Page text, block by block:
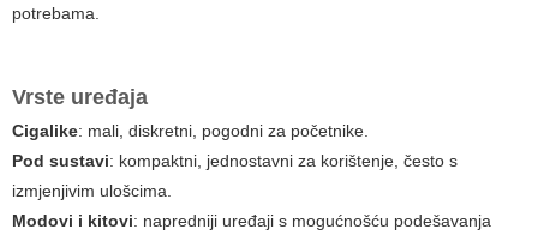
potrebama.
Vrste uređaja
Cigalike: mali, diskretni, pogodni za početnike.
Pod sustavi: kompaktni, jednostavni za korištenje, često s
izmjenjivim ulošcima.
Modovi i kitovi: napredniji uređaji s mogućnošću podešavanja